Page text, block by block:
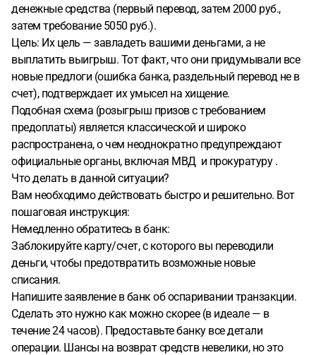
денежные средства (первый перевод, затем 2000 руб.,
затем требование 5050 руб.).
Цель: Их цель — завладеть вашими деньгами, а не
выплатить выигрыш. Тот факт, что они придумывали все
новые предлоги (ошибка банка, раздельный перевод не в
счет), подтверждает их умысел на хищение.
Подобная схема (розыгрыш призов с требованием
предоплаты) является классической и широко
распространена, о чем неоднократно предупреждают
официальные органы, включая МВД и прокуратуру .
Что делать в данной ситуации?
Вам необходимо действовать быстро и решительно. Вот
пошаговая инструкция:
Немедленно обратитесь в банк:
Заблокируйте карту/счет, с которого вы переводили
деньги, чтобы предотвратить возможные новые
списания.
Напишите заявление в банк об оспаривании транзакции.
Сделать это нужно как можно скорее (в идеале — в
течение 24 часов). Предоставьте банку все детали
операции. Шансы на возврат средств невелики, но это